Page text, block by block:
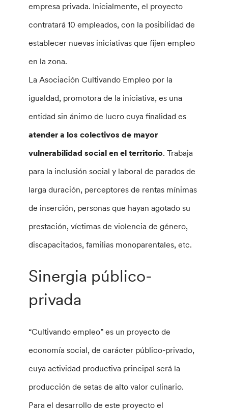
empresa privada. Inicialmente, el proyecto
contratará 10 empleados, con la posibilidad de
establecer nuevas iniciativas que fijen empleo
en la zona.
La Asociación Cultivando Empleo por la
igualdad, promotora de la iniciativa, es una
entidad sin ánimo de lucro cuya finalidad es
atender a los colectivos de mayor
vulnerabilidad social en el territorio. Trabaja
para la inclusión social y laboral de parados de
larga duración, perceptores de rentas mínimas
de inserción, personas que hayan agotado su
prestación, víctimas de violencia de género,
discapacitados, familias monoparentales, etc.
Sinergia público-
privada
“Cultivando empleo” es un proyecto de
economía social, de carácter público-privado,
cuya actividad productiva principal será la
producción de setas de alto valor culinario.
Para el desarrollo de este proyecto el